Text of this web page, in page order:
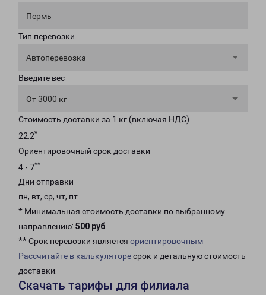
Пермь
Тип перевозки
Автоперевозка
Введите вес
От 3000 кг
Стоимость доставки за 1 кг (включая НДС)
22.2*
Ориентировочный срок доставки
4 - 7**
Дни отправки
пн, вт, ср, чт, пт
* Минимальная стоимость доставки по выбранному
направлению: 500 руб.
** Срок перевозки является ориентировочным
Рассчитайте в калькуляторесрок и детальную стоимость
доставки.
Скачать тарифы для филиала